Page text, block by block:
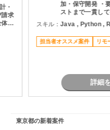
・
請求
の
加・保守開発 ・
ストまで一貫し
たDB設計・ロジ
び各種レビュー
（進捗・課題管
および開発推進
スキル：Java , Python ,
担当者オススメ案件 リモ
詳細
東京都の新着案件